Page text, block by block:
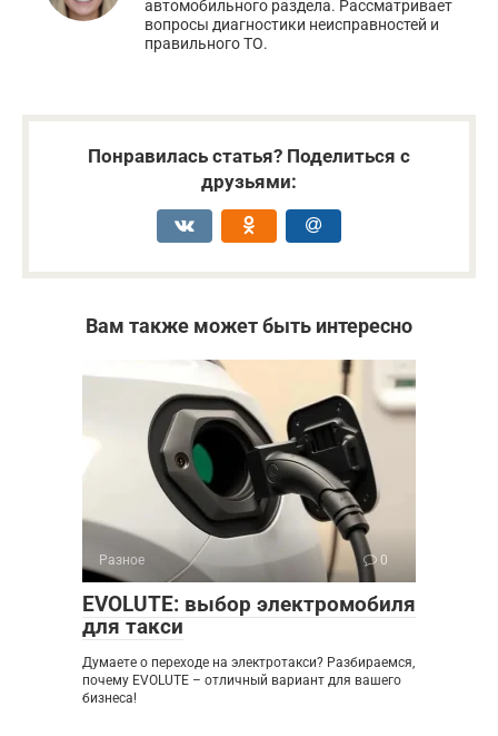
автомобильного раздела. Рассматривает
вопросы диагностики неисправностей и
правильного ТО.
Понравилась статья? Поделиться с
друзьями:
Вам также может быть интересно
Разное 0
EVOLUTE: выбор электромобиля
для такси
Думаете о переходе на электротакси? Разбираемся,
почему EVOLUTE – отличный вариант для вашего
бизнеса!